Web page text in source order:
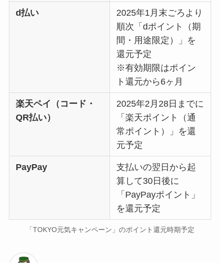
d払い
2025年1月末ごろより
順次「dポイント（期
間・用途限定）」を
還元予定
※有効期限はポイン
ト還元から6ヶ月
楽天ペイ（コード・
QR払い）
2025年2月28日までに
「楽天ポイント（通
常ポイント）」を還
元予定
PayPay
支払いの翌日から起
算して30日後に
「PayPayポイント」
を還元予定
「TOKYO元気キャンペーン」のポイント還元時期予定